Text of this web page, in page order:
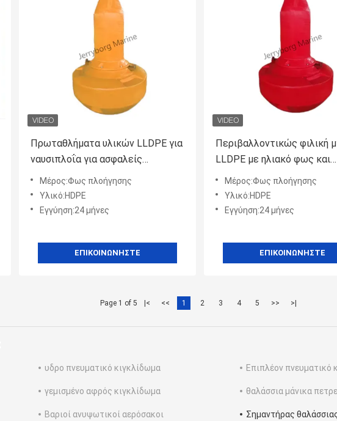
Πρωταθλήματα υλικών LLDPE για
ναυσιπλοΐα για ασφαλείς
θαλάσσιες επιχειρήσεις και
προειδοποίηση
Μέρος:Φως πλοήγησης
Υλικό:HDPE
Εγγύηση:24 μήνες
ΕΠΙΚΟΙΝΩΝΉΣΤΕ
Περιβαλλοντικώς φιλική
LLDPE με ηλιακό φως και
προσαρμόσιμα
για ναυτική προειδοποίηση
πλοήγηση
Μέρος:Φως πλοήγησης
Υλικό:HDPE
Εγγύηση:24 μήνες
ΕΠΙΚΟΙΝΩΝΉΣΤΕ
Page 1 of 5 |< << 1 2 3 4 5 >> >|
υδρο πνευματικό κιγκλίδωμα Επιπλέον πνευματικό
γεμισμένο αφρός κιγκλίδωμα θαλάσσια μάνικα
Βαριοί ανυψωτικοί αερόσακοι Σημαντήρας